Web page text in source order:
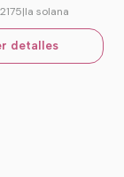
|la solana
detalles